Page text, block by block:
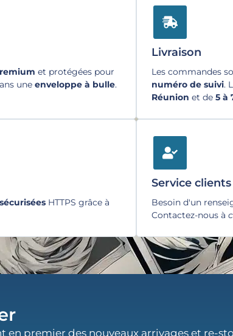
et protégées pour
une enveloppe à bulle.
Livraison
Les commandes
numéro de suivi.
Réunion et de 5 à
sécurisées HTTPS grâce à
Service clients
Besoin d'un
Contactez-nous à
en premier des nouveaux arrivages et re-